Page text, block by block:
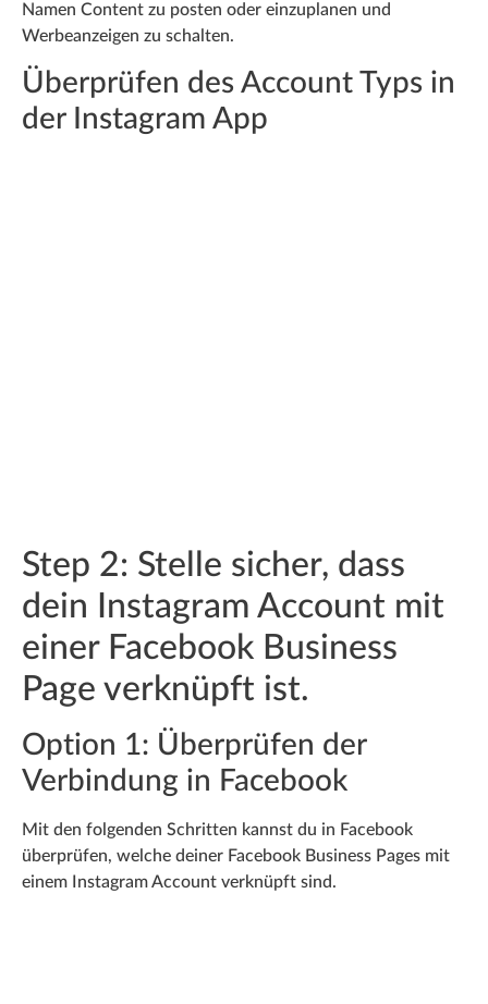
Namen Content zu posten oder einzuplanen und
Werbeanzeigen zu schalten.
Überprüfen des Account Typs in
der Instagram App
Step 2: Stelle sicher, dass
dein Instagram Account mit
einer Facebook Business
Page verknüpft ist.
Option 1: Überprüfen der
Verbindung in Facebook
Mit den folgenden Schritten kannst du in Facebook
überprüfen, welche deiner Facebook Business Pages mit
einem Instagram Account verknüpft sind.